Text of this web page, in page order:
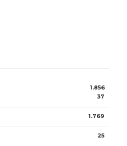
1.856
37
1.769
25